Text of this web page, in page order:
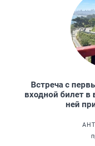
Встреча с
входной билет в
ней